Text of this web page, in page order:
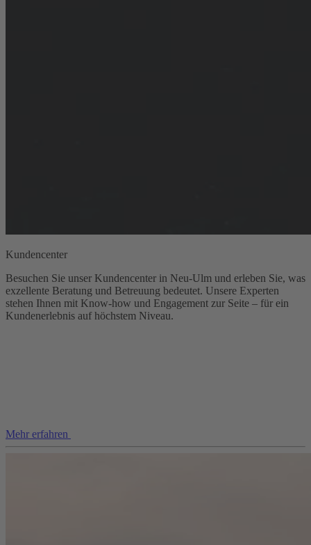
Kundencenter
Besuchen Sie unser Kundencenter in Neu-Ulm und erleben Sie, was
exzellente Beratung und Betreuung bedeutet. Unsere Experten
stehen Ihnen mit Know-how und Engagement zur Seite – für ein
Kundenerlebnis auf höchstem Niveau.
Mehr erfahren